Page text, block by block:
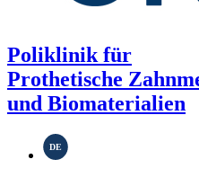
Poliklinik für
Prothetische
und Biomaterialien
DE